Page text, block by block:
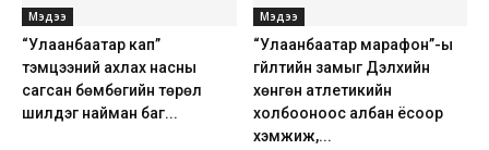
Мэдээ
“Улаанбаатар кап”
тэмцээний ахлах насны
сагсан бөмбөгийн төрөл
шилдэг найман баг...
Мэдээ
“Улаанбаатар марафон”-ы
гүйлтийн замыг Дэлхийн
хөнгөн атлетикийн
холбооноос албан ёсоор
хэмжиж,...